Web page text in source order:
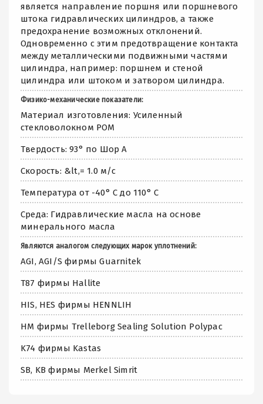
является направление поршня или поршневого
штока гидравлических цилиндров, а также
предохранение возможных отклонений.
Одновременно с этим предотвращение контакта
между металлическими подвижными частями
цилиндра, например: поршнем и стеной
цилиндра или штоком и затвором цилиндра.
Физико-механические показатели:
Материал изготовления: Усиленный
стекловолокном POM
Твердость: 93° по Шор А
Скорость: &lt,= 1.0 м/с
Температура от -40° C до 110° C
Среда: Гидравлические масла на основе
минерального масла
Являются аналогом следующих марок уплотнений:
AGI, AGI/S фирмы Guarnitek
T87 фирмы Hallite
HIS, HES фирмы HENNLIH
HM фирмы Trelleborg Sealing Solution Polypac
K74 фирмы Kastas
SB, KB фирмы Merkel Simrit